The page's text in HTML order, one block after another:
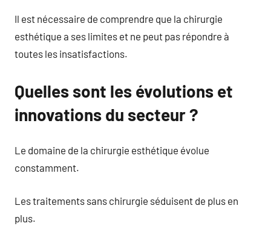
Il est nécessaire de comprendre que la chirurgie
esthétique a ses limites et ne peut pas répondre à
toutes les insatisfactions.
Quelles sont les évolutions et
innovations du secteur ?
Le domaine de la chirurgie esthétique évolue
constamment.
Les traitements sans chirurgie séduisent de plus en
plus.